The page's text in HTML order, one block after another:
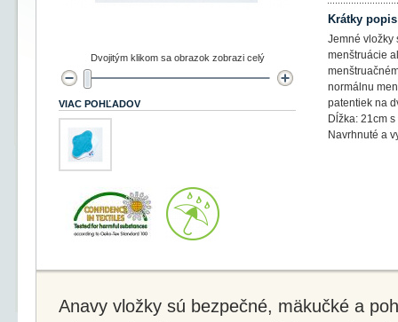
Krátky popis
Jemné vložky
menštruácie
normálnu
patentiek na
Dĺžka: 21cm
Navrhnuté a
Dvojitým klikom sa obrazok zobrazi celý
VIAC POHĽADOV
Anavy vložky sú bezpečné, mäkučké a